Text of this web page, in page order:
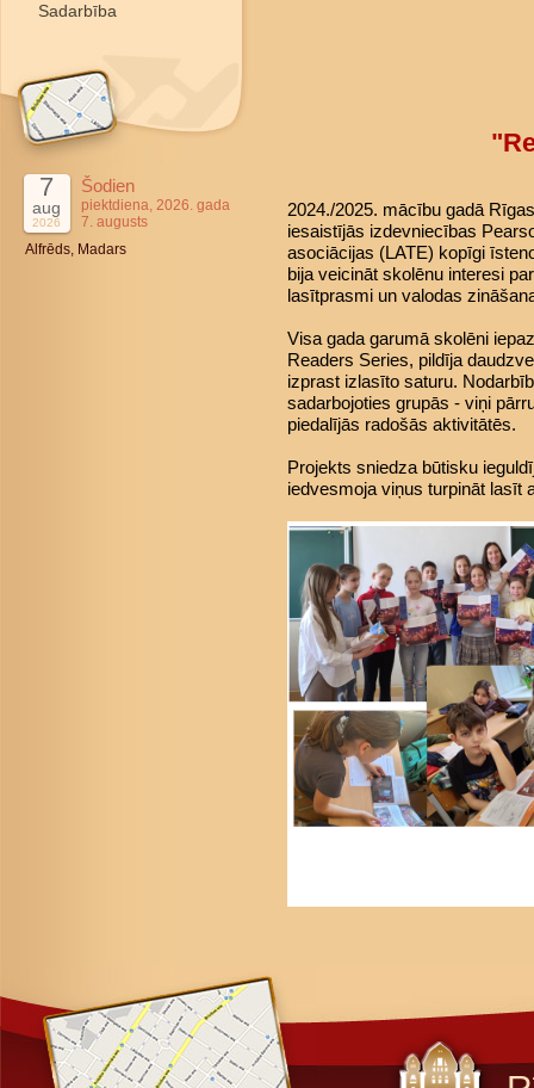
Sadarbība
7
aug
2026
Šodien
piektdiena, 2026. gada
7. augusts
Alfrēds, Madars
2024./2025. mācību gadā
iesaistījās izdevniecības
asociācijas (LATE) kopīgi
bija veicināt skolēnu interesi
lasītprasmi un valodas
Visa gada garumā skolēni
Readers Series, pildīja
izprast izlasīto saturu.
sadarbojoties grupās - viņi
piedalījās radošās aktivitātēs.
Projekts sniedza būtisku
iedvesmoja viņus turpināt lasīt